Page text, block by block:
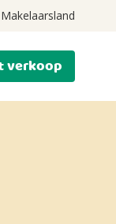
verkoop